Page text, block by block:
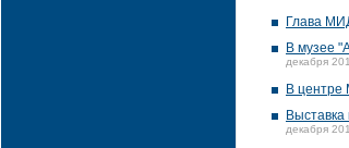
Глава
В музее
декабря
В центре
декабря